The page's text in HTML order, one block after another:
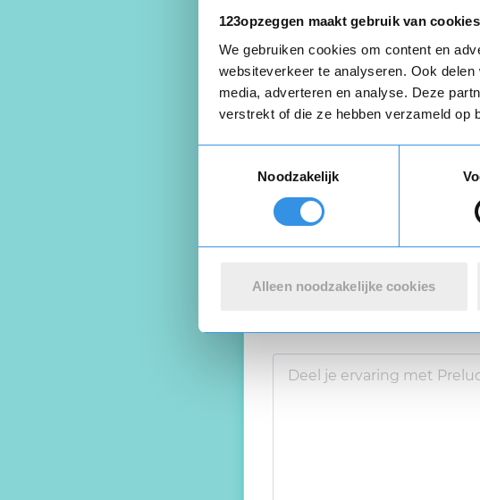
123opzeggen maakt gebruik van cookies
We gebruiken cookies om content en
websiteverkeer te analyseren. Ook
media, adverteren en analyse. Deze
verstrekt of die ze hebben verzameld op
Noodzakelijk
Alleen noodzakelijke cookies
Schrijf een review
Beoordeel je ervaring *